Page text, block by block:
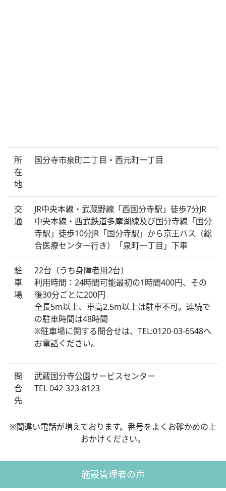
所
在
地
国分寺市泉町二丁目・西元町一丁目
交
通
JR中央本線・武蔵野線「西国分寺駅」徒歩7分JR
中央本線・西武鉄道多摩湖線及び国分寺線「国分
寺駅」徒歩10分JR「国分寺駅」から京王バス（総
合医療センター行き）「泉町一丁目」下車
駐
車
場
22台（うち身障者用2台）
利用時間：24時間可能最初の1時間400円、その
後30分ごとに200円
全長5m以上、車高2.5m以上は駐車不可。連続で
の駐車時間は48時間
※駐車場に関する問合せは、TEL:0120-03-6548へ
お電話ください。
問
合
先
武蔵国分寺公園サービスセンター
TEL 042-323-8123
※間違い電話が増えております。番号をよくお確かめの上
おかけください。
施設管理者の声